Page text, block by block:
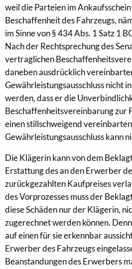
weil die Parteien im
Beschaffenheit des Fahrzeugs,
im Sinne von § 434 Abs. 1 Satz 1
Nach der Rechtsprechung des
vertraglichen
daneben ausdrücklich
Gewährleistungsausschluss nicht
werden, dass er die
Beschaffenheitsvereinbarung zur
einen stillschweigend vereinbarten
Gewährleistungsausschluss kann
Die Klägerin kann von dem
Erstattung des an den Erwerber
zurückgezahlten Kaufpreises
des Vorprozesses muss der
diese Schäden nur der Klägerin,
zugerechnet werden können.
auf einen für sie erkennbar
Erwerber des Fahrzeugs
Beanstandungen des Erwerbers